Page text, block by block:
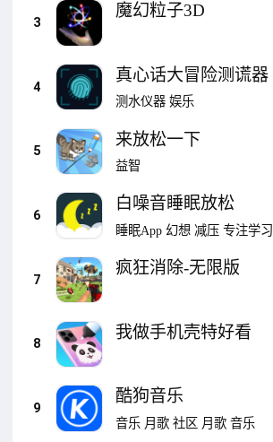
3
魔幻粒子3D
4
真心话大冒险测谎器
测水仪器 娱乐
5
来放松一下
益智
6
白噪音睡眠放松
睡眠App 幻想 减压 专注学习
7
疯狂消除-无限版
8
我做手机壳特好看
9
酷狗音乐
音乐 月歌 社区 月歌 音乐